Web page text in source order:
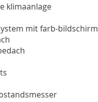
klimaanlage
mit farb-bildschirm